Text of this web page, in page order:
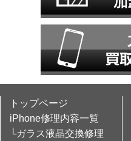
トップページ
iPhone修理内容一覧
└ガラス液晶交換修理